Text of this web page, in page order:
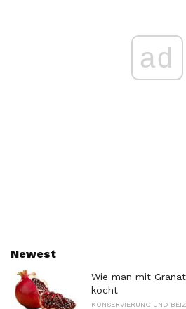
ad
Newest
Wie man mit
kocht
KONSERVIERUNG UND